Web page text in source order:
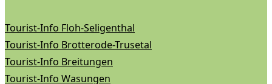
Tourist-Info Floh-Seligenthal
Tourist-Info Brotterode-Trusetal
Tourist-Info Breitungen
Tourist-Info Wasungen